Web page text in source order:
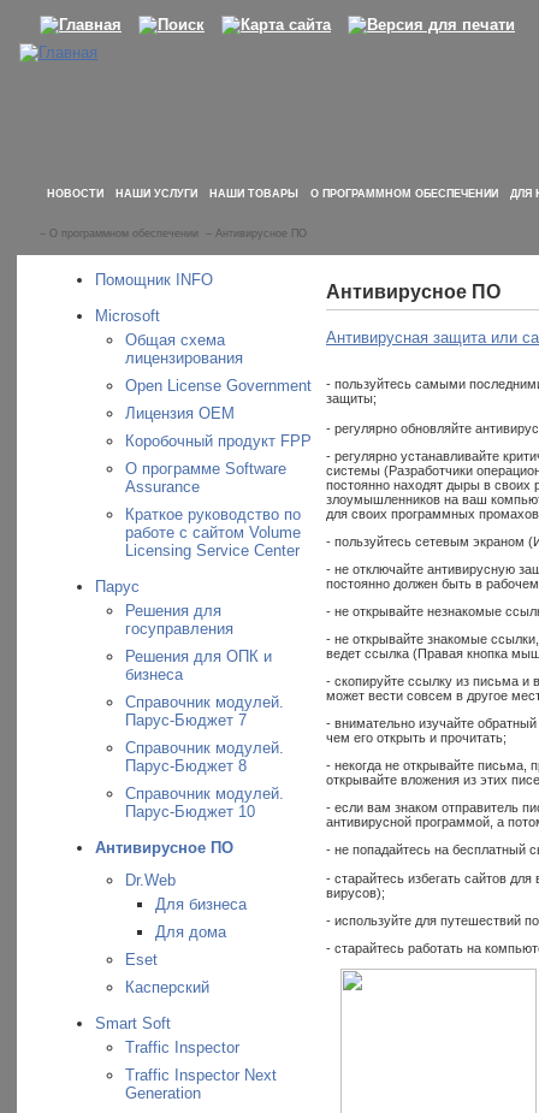
НОВОСТИ НАШИ УСЛУГИ НАШИ ТОВАРЫ О ПРОГРАММНОМ ОБЕСПЕЧЕНИИ ДЛЯ
– О программном обеспечении – Антивирусное ПО
Помощник INFO
Microsoft
Общая схема
лицензирования
Open License Government
Лицензия OEM
Коробочный продукт FPP
О программе Software
Assurance
Краткое руководство по
работе с сайтом Volume
Licensing Service Center
Парус
Решения для
госуправления
Решения для ОПК и
бизнеса
Справочник модулей.
Парус-Бюджет 7
Справочник модулей.
Парус-Бюджет 8
Справочник модулей.
Парус-Бюджет 10
Антивирусное ПО
Dr.Web
Для бизнеса
Для дома
Eset
Касперский
Smart Soft
Traffic Inspector
Traffic Inspector Next
Generation
Антивирусное ПО
Антивирусная защита или
- пользуйтесь самыми
защиты;
- регулярно обновляйте
- регулярно устанавливайте
системы (Разработчики
постоянно находят дыры в своих
злоумышленников на ваш
для своих программных
- пользуйтесь сетевым экраном
- не отключайте антивирусную
постоянно должен быть в
- не открывайте незнакомые
- не открывайте знакомые
ведет ссылка (Правая кнопка
- скопируйте ссылку из письма и
может вести совсем в другое
- внимательно изучайте
чем его открыть и прочитать;
- некогда не открывайте
открывайте вложения из этих
- если вам знаком отправитель
антивирусной программой, а
- не попадайтесь на бесплатный
- старайтесь избегать сайтов
вирусов);
- используйте для путешествий
- старайтесь работать на